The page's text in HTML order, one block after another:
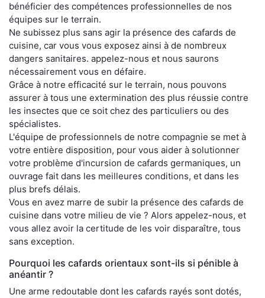
bénéficier des compétences professionnelles de nos
équipes sur le terrain.
Ne subissez plus sans agir la présence des cafards de
cuisine, car vous vous exposez ainsi à de nombreux
dangers sanitaires. appelez-nous et nous saurons
nécessairement vous en défaire.
Grâce à notre efficacité sur le terrain, nous pouvons
assurer à tous une extermination des plus réussie contre
les insectes que ce soit chez des particuliers ou des
spécialistes.
L'équipe de professionnels de notre compagnie se met à
votre entière disposition, pour vous aider à solutionner
votre problème d'incursion de cafards germaniques, un
ouvrage fait dans les meilleures conditions, et dans les
plus brefs délais.
Vous en avez marre de subir la présence des cafards de
cuisine dans votre milieu de vie ? Alors appelez-nous, et
vous allez avoir la certitude de les voir disparaître, tous
sans exception.
Pourquoi les cafards orientaux sont-ils si pénible à
anéantir ?
Une arme redoutable dont les cafards rayés sont dotés,